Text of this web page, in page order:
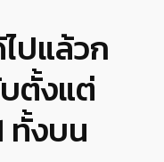
ปแล้วก
ตั้งแต่
ทั้งบน